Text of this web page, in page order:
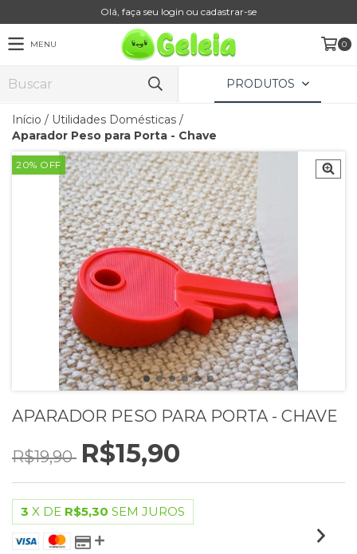
Olá, faça seu login ou cadastrar-se
MENU 0
PRODUTOS
Início / Utilidades Domésticas /
Aparador Peso para Porta - Chave
20% OFF
APARADOR PESO PARA PORTA - CHAVE
R$19,90 R$15,90
3 X DE R$5,30 SEM JUROS